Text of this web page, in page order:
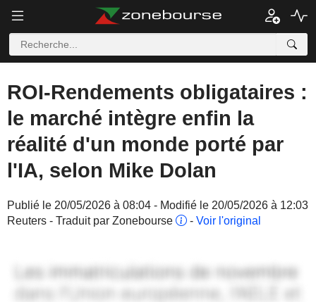
ROI-Rendements obligataires :
le marché intègre enfin la
réalité d'un monde porté par
l'IA, selon Mike Dolan
Publié le 20/05/2026 à 08:04 - Modifié le 20/05/2026 à 12:03
Reuters - Traduit par Zonebourse
- Voir l'original